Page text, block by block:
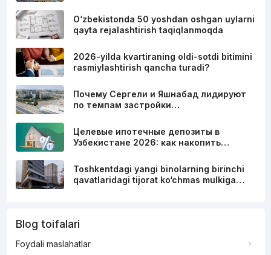
O‘zbekistonda 50 yoshdan oshgan uylarni
qayta rejalashtirish taqiqlanmoqda
2026-yilda kvartiraning oldi-sotdi bitimini
rasmiylashtirish qancha turadi?
Почему Сергели и Яшнабад лидируют
по темпам застройки…
Целевые ипотечные депозиты в
Узбекистане 2026: как накопить…
Toshkentdagi yangi binolarning birinchi
qavatlaridagi tijorat ko‘chmas mulkiga…
Blog toifalari
Foydali maslahatlar